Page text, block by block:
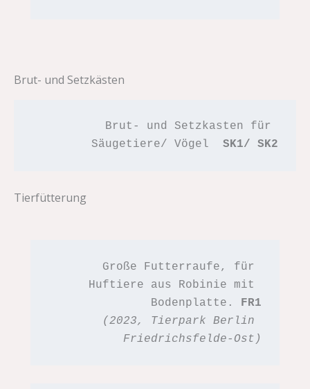
Brut- und Setzkästen
Brut- und Setzkasten für
Säugetiere/ Vögel SK1/ SK2
Tierfütterung
Große Futterraufe, für
Huftiere aus Robinie mit
Bodenplatte. FR1
(2023, Tierpark Berlin
Friedrichsfelde-Ost)